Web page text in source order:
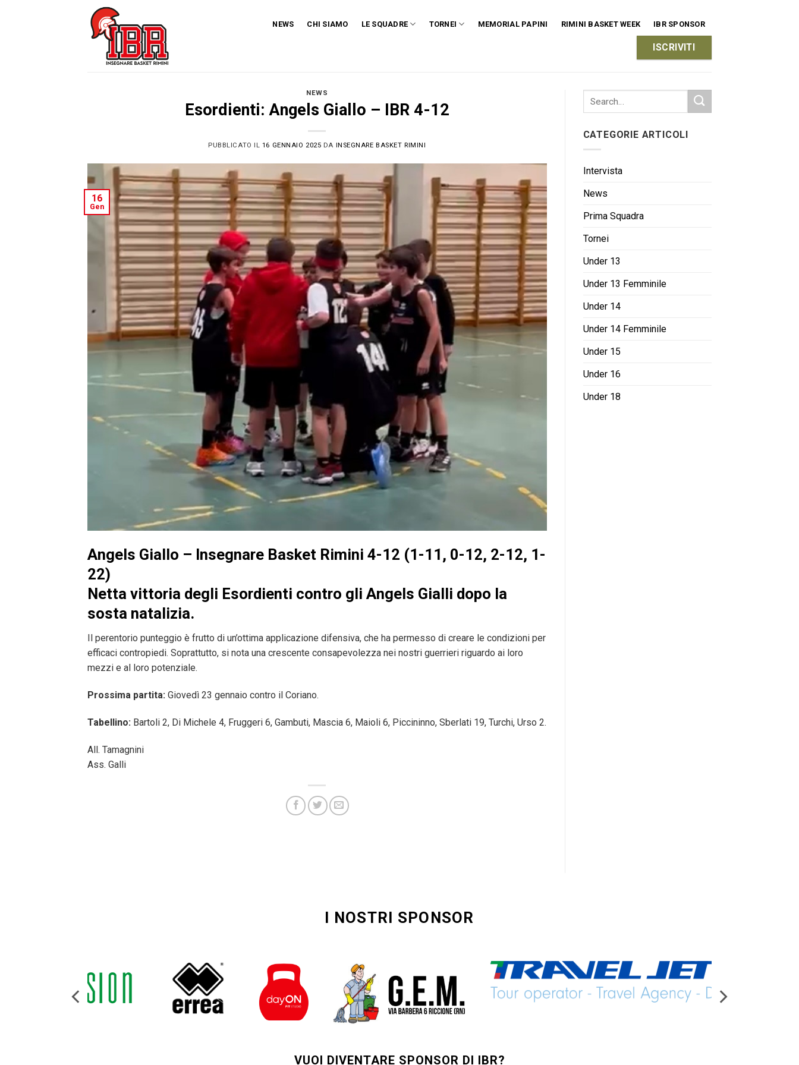
NEWS CHI SIAMO LE SQUADRE TORNEI MEMORIAL PAPINI RIMINI BASKET WEEK IBR SPONSOR
ISCRIVITI
NEWS
Esordienti: Angels Giallo – IBR 4-12
PUBBLICATO IL 16 GENNAIO 2025 DA INSEGNARE BASKET RIMINI
16
Gen
Angels Giallo – Insegnare Basket Rimini 4-12 (1-11, 0-12, 2-12, 1-
22)
Netta vittoria degli Esordienti contro gli Angels Gialli dopo la
sosta natalizia.
Il perentorio punteggio è frutto di un’ottima applicazione difensiva, che ha permesso di creare le condizioni per
efficaci contropiedi. Soprattutto, si nota una crescente consapevolezza nei nostri guerrieri riguardo ai loro
mezzi e al loro potenziale.
Prossima partita: Giovedì 23 gennaio contro il Coriano.
Tabellino: Bartoli 2, Di Michele 4, Fruggeri 6, Gambuti, Mascia 6, Maioli 6, Piccininno, Sberlati 19, Turchi, Urso 2.
All. Tamagnini
Ass. Galli
CATEGORIE ARTICOLI
Intervista
News
Prima Squadra
Tornei
Under 13
Under 13 Femminile
Under 14
Under 14 Femminile
Under 15
Under 16
Under 18
I NOSTRI SPONSOR
VUOI DIVENTARE SPONSOR DI IBR?